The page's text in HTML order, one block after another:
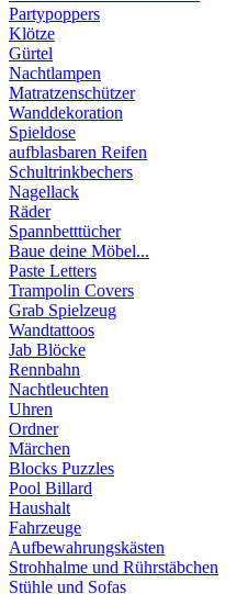
Partypoppers
Klötze
Gürtel
Nachtlampen
Matratzenschützer
Wanddekoration
Spieldose
aufblasbaren Reifen
Schultrinkbechers
Nagellack
Räder
Spannbetttücher
Baue deine Möbel...
Paste Letters
Trampolin Covers
Grab Spielzeug
Wandtattoos
Jab Blöcke
Rennbahn
Nachtleuchten
Uhren
Ordner
Märchen
Blocks Puzzles
Pool Billard
Haushalt
Fahrzeuge
Aufbewahrungskästen
Strohhalme und Rührstäbchen
Stühle und Sofas